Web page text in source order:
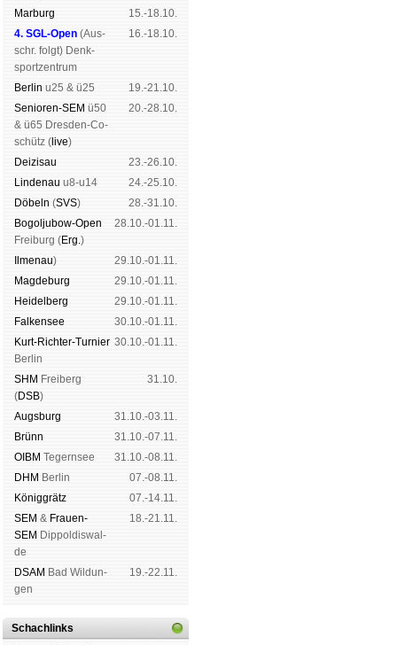
Mar­burg
15.-18.10.
4. SGL-Open (Aus­
schr. folgt) Denk­
sport­zen­trum
16.-18.10.
Ber­lin u25 & ü25
19.-21.10.
Senioren-SEM ü50
& ü65 Dres­den-Co­
schütz ( live)
20.-28.10.
Dei­zi­sau
23.-26.10.
Lin­de­nau u8-u14
24.-25.10.
Dö­beln (SVS)
28.-31.10.
Bogoljubow-Open
Frei­burg (Erg.)
28.10.-01.11.
Il­me­nau)
29.10.-01.11.
Mag­de­burg
29.10.-01.11.
Hei­del­berg
29.10.-01.11.
Fal­ken­see
30.10.-01.11.
Kurt-Rich­ter-Tur­nier
Ber­lin
30.10.-01.11.
SHM Frei­berg
(DSB)
31.10.
Augs­burg
31.10.-03.11.
Brünn
31.10.-07.11.
OIBM Tegern­see
31.10.-08.11.
DHM Ber­lin
07.-08.11.
König­grätz
07.-14.11.
SEM & Frauen-
SEM Dip­pol­dis­wal­
de
18.-21.11.
DSAM Bad Wil­dun­
gen
19.-22.11.
Schachlinks